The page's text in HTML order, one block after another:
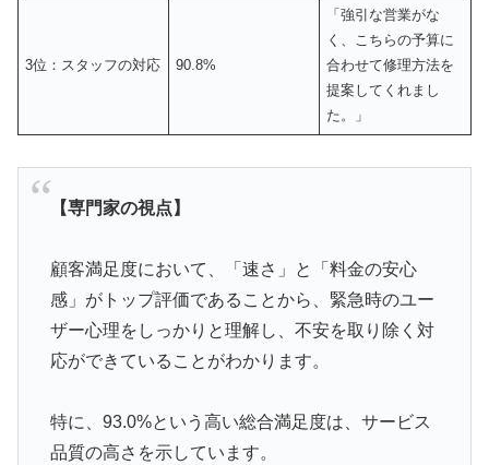
3位：スタッフの対応 90.8%
「強引な営業がな
く、こちらの予算に
合わせて修理方法を
提案してくれまし
た。」
【専門家の視点】
顧客満足度において、「速さ」と「料金の安心
感」がトップ評価であることから、緊急時のユー
ザー心理をしっかりと理解し、不安を取り除く対
応ができていることがわかります。
特に、93.0%という高い総合満足度は、サービス
品質の高さを示しています。